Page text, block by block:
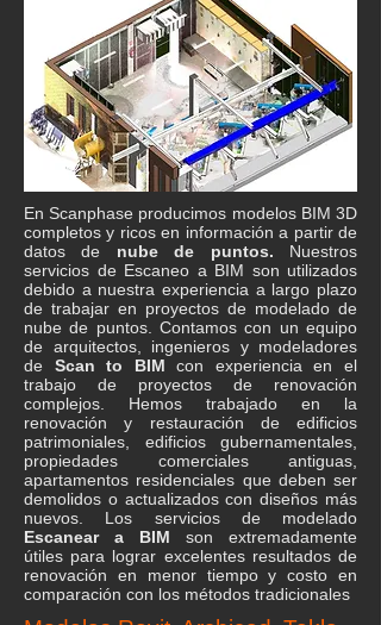
En Scanphase producimos modelos BIM 3D
completos y ricos en información a partir de
datos de nube de puntos. Nuestros
servicios de Escaneo a BIM son utilizados
debido a nuestra experiencia a largo plazo
de trabajar en proyectos de modelado de
nube de puntos. Contamos con un equipo
de arquitectos, ingenieros y modeladores
de Scan to BIM con experiencia en el
trabajo de proyectos de renovación
complejos. Hemos trabajado en la
renovación y restauración de edificios
patrimoniales, edificios gubernamentales,
propiedades comerciales antiguas,
apartamentos residenciales que deben ser
demolidos o actualizados con diseños más
nuevos. Los servicios de modelado
Escanear a BIM son extremadamente
útiles para lograr excelentes resultados de
renovación en menor tiempo y costo en
comparación con los métodos tradicionales